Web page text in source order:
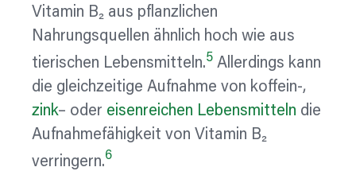
Vitamin B₂ aus pflanzlichen
Nahrungsquellen ähnlich hoch wie aus
tierischen Lebensmitteln.5 Allerdings kann
die gleichzeitige Aufnahme von koffein-,
zink– oder eisenreichen Lebensmitteln die
Aufnahmefähigkeit von Vitamin B₂
verringern.6